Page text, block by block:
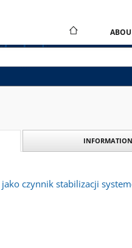
INFORMATION
jako czynnik stabilizacji